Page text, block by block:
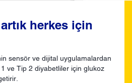
herkes için
sensör ve dijital uygulamalardan
ve Tip 2 diyabetliler için glukoz